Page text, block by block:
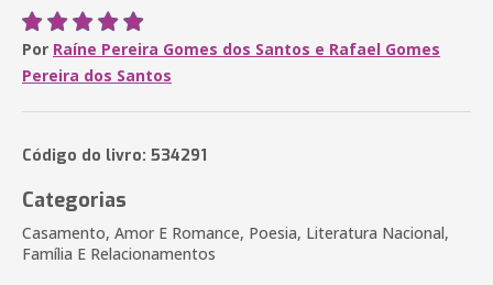
Por Raíne Pereira Gomes dos Santos e Rafael Gomes
Pereira dos Santos
Código do livro: 534291
Categorias
Casamento, Amor E Romance, Poesia, Literatura Nacional,
Família E Relacionamentos